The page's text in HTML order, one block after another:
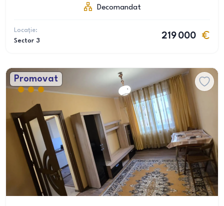
Decomandat
Locație:
Sector 3
219 000
Promovat